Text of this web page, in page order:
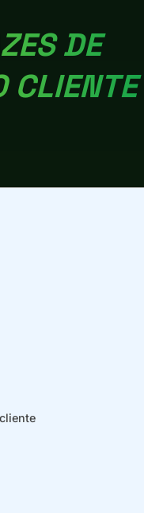
DE
CLIENTE